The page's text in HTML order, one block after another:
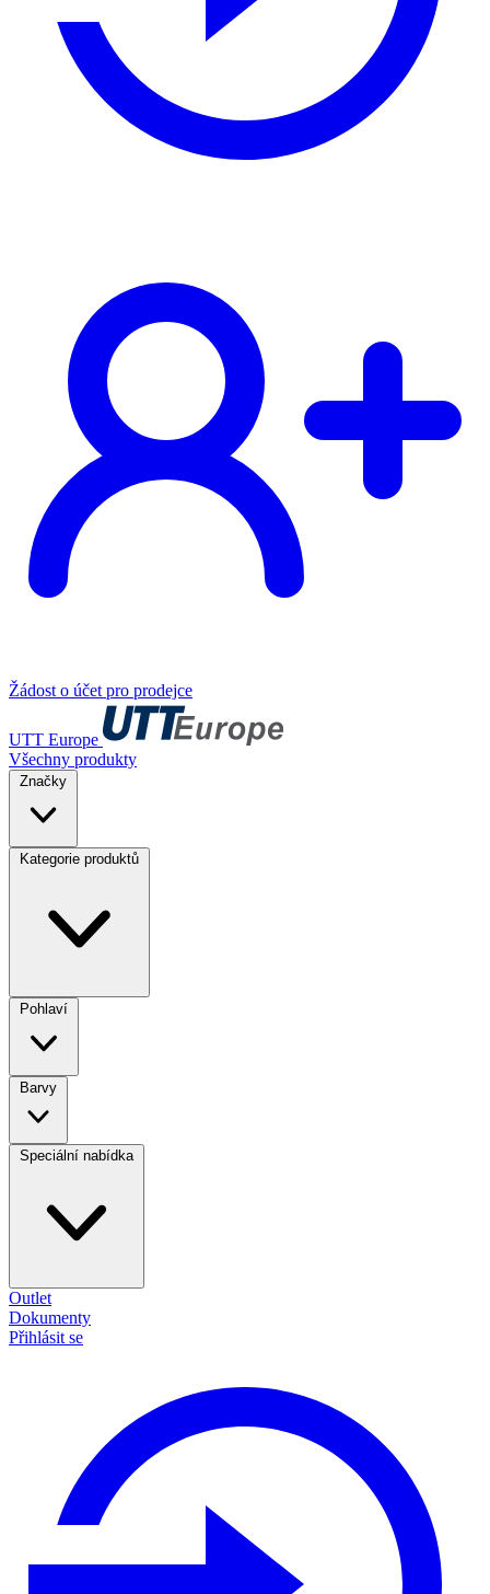
Žádost o účet pro prodejce
UTT Europe
Všechny produkty
Značky
Kategorie produktů
Pohlaví
Barvy
Speciální nabídka
Outlet
Dokumenty
Přihlásit se